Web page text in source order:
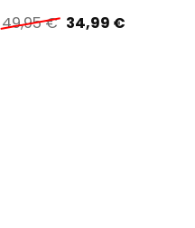
49,95€ Ursprünglicher
Preis
34,99 €Aktueller